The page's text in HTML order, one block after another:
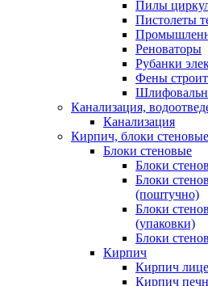
Пилы
Пистолеты
Реноваторы
Рубанки
Фены
Канализация,
Канализация
Кирпич, блоки стеновые
Блоки стеновые
Блоки
Блоки
(поштучно)
Блоки
(упаковки)
Блоки
Кирпич
Кирпич
Кирпич